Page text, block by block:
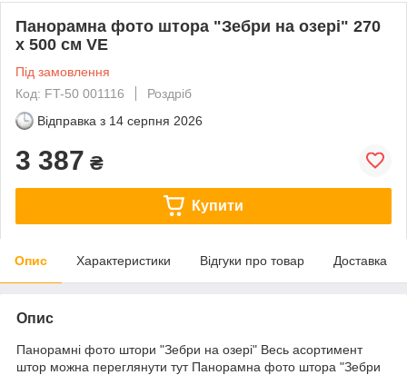
Панорамна фото штора "Зебри на озері" 270
х 500 см VE
Під замовлення
Код: FT-50 001116
Роздріб
Відправка з 14 серпня 2026
3 387 ₴
Купити
Опис Характеристики Відгуки про товар Доставка
Опис
Панорамні фото штори "Зебри на озері" Весь асортимент
штор можна переглянути тут Панорамна фото штора "Зебри